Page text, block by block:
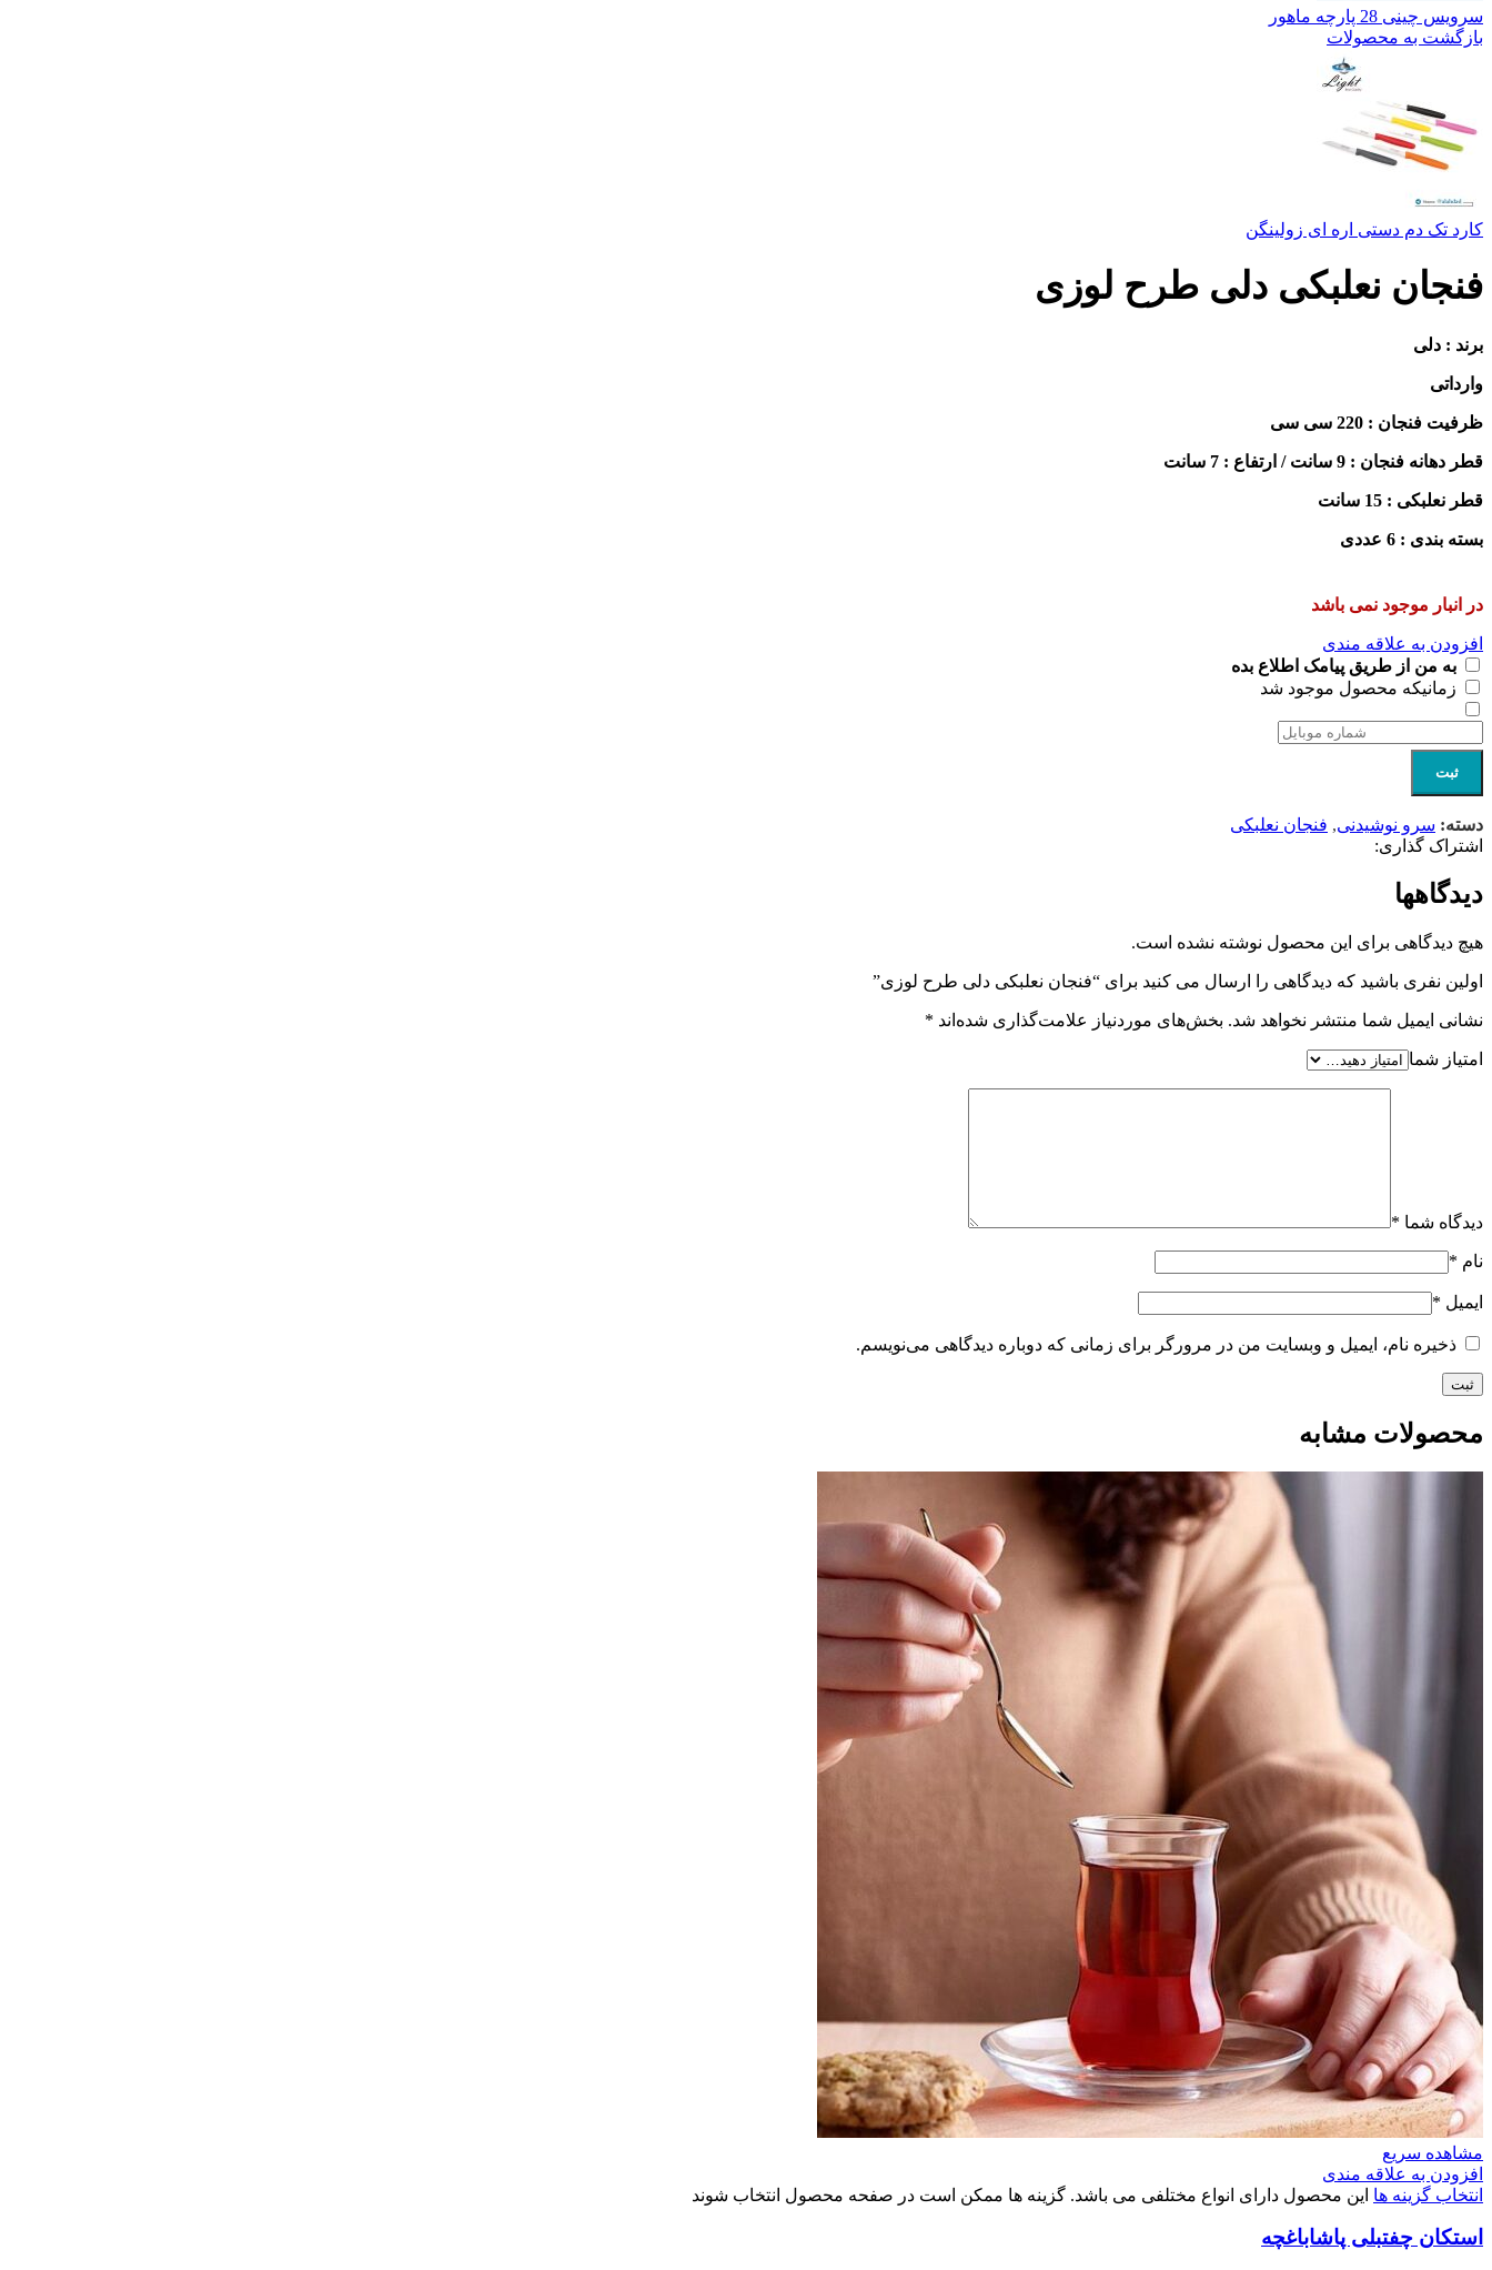
سرویس چینی 28 پارچه ماهور
بازگشت به محصولات
کارد تک دم دستی اره ای زولینگن
فنجان نعلبکی دلی طرح لوزی
برند : دلی
وارداتی
ظرفیت فنجان : 220 سی سی
قطر دهانه فنجان : 9 سانت / ارتفاع : 7 سانت
قطر نعلبکی : 15 سانت
بسته بندی : 6 عددی
در انبار موجود نمی باشد
افزودن به علاقه مندی
به من از طریق پیامک اطلاع بده
زمانیکه محصول موجود شد
ثبت
دسته: سرو نوشیدنی, فنجان نعلبکی
اشتراک گذاری:
دیدگاهها
هیچ دیدگاهی برای این محصول نوشته نشده است.
اولین نفری باشید که دیدگاهی را ارسال می کنید برای “فنجان نعلبکی دلی طرح لوزی”
نشانی ایمیل شما منتشر نخواهد شد. بخش‌های موردنیاز علامت‌گذاری شده‌اند *
امتیاز شما
دیدگاه شما *
نام *
ایمیل *
ذخیره نام، ایمیل و وبسایت من در مرورگر برای زمانی که دوباره دیدگاهی می‌نویسم.
محصولات مشابه
مشاهده سریع
افزودن به علاقه مندی
انتخاب گزینه ها این محصول دارای انواع مختلفی می باشد. گزینه ها ممکن است در صفحه محصول انتخاب شوند
استکان چفتبلی پاشاباغچه